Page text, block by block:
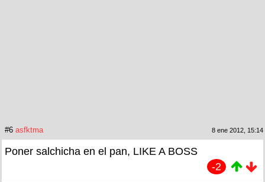
#6 asfktma 8 ene 2012, 15:14
Poner salchicha en el pan, LIKE A BOSS
-2